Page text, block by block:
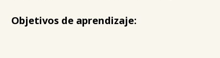
Objetivos de aprendizaje: